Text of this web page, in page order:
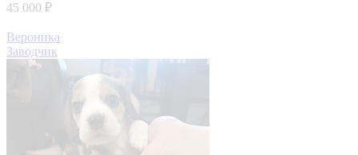
45 000 ₽
Вероника
Заводчик